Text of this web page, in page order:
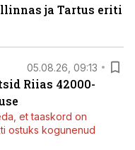
ja Tartus eriti
05.08.26, 09:13
Riias 42000-
et taaskord on
ostuks kogunenud